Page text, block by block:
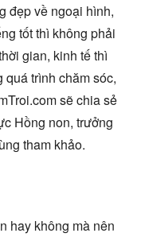
đẹp về ngoại hình,
tốt thì không phải
gian, kinh tế thì
quá trình chăm sóc,
sẽ chia sẻ
Hồng non, trưởng
tham khảo.
hay không mà nên